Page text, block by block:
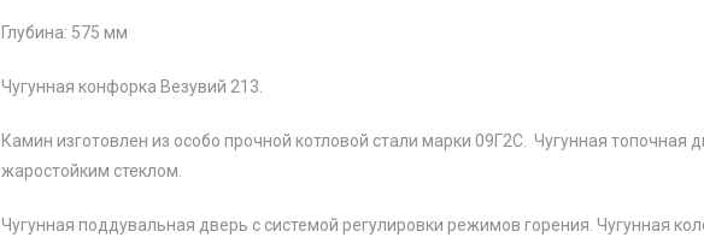
Глубина: 575 мм
Чугунная конфорка Везувий 213.
Камин изготовлен из особо прочной котловой стали марки 09Г2С. Чугунная топочная
жаростойким стеклом.
Чугунная поддувальная дверь с системой регулировки режимов горения. Чугунная